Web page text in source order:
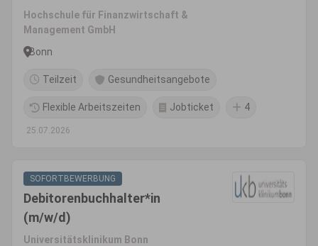
Hochschule für Finanzwirtschaft &
Management GmbH
Bonn
Teilzeit Gesundheitsangebote
Flexible Arbeitszeiten Jobticket 4
25.07.2026
SOFORTBEWERBUNG
Debitorenbuchhalter*in
(m/w/d)
Universitätsklinikum Bonn